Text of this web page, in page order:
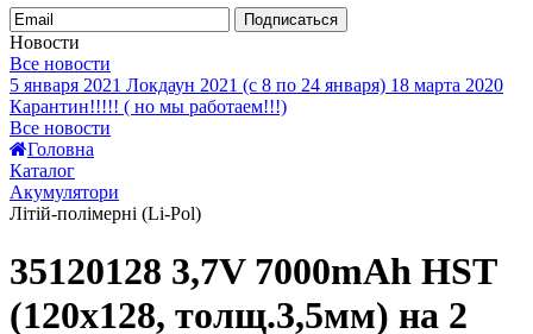
Подписаться
Новости
Все новости
5 января 2021 Локдаун 2021 (с 8 по 24 января) 18 марта 2020
Карантин!!!!! ( но мы работаем!!!)
Все новости
Головна
Каталог
Акумулятори
Літій-полімерні (Li-Pol)
35120128 3,7V 7000mAh HST
(120x128, толщ.3,5мм) на 2